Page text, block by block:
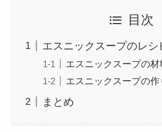
目次
エスニックスープのレシ
エスニックスープの材
エスニックスープの作
まとめ